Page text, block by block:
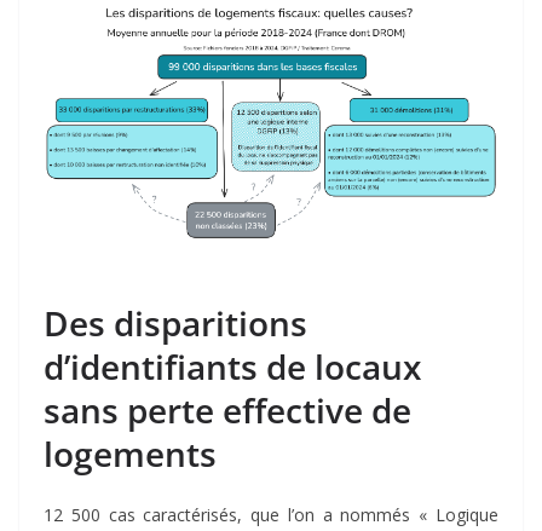
Des disparitions
d’identifiants de locaux
sans perte effective de
logements
12 500 cas caractérisés, que l’on a nommés « Logique